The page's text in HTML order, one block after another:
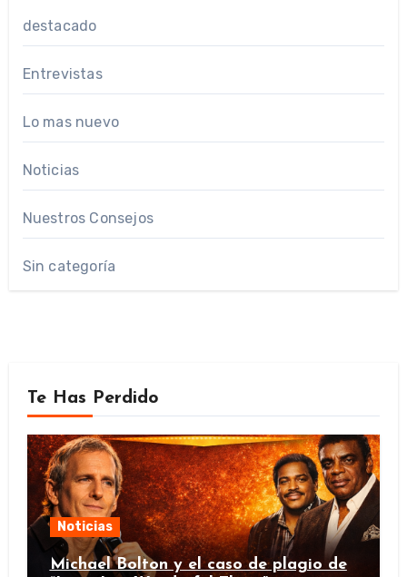
destacado
Entrevistas
Lo mas nuevo
Noticias
Nuestros Consejos
Sin categoría
Te Has Perdido
Noticias
Michael Bolton y el caso de plagio de